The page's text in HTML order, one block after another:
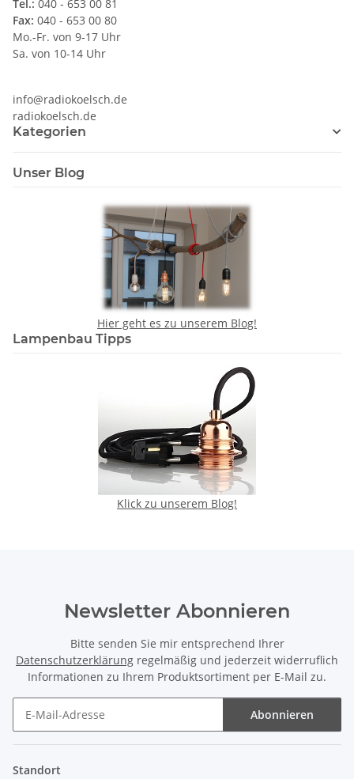
Tel.: 040 - 653 00 81
Fax: 040 - 653 00 80
Mo.-Fr. von 9-17 Uhr
Sa. von 10-14 Uhr
info@radiokoelsch.de
radiokoelsch.de
Kategorien
Unser Blog
Hier geht es zu unserem Blog!
Lampenbau Tipps
Klick zu unserem Blog!
Newsletter Abonnieren
Bitte senden Sie mir entsprechend Ihrer
Datenschutzerklärung regelmäßig und jederzeit widerruflich
Informationen zu Ihrem Produktsortiment per E-Mail zu.
Abonnieren
Standort